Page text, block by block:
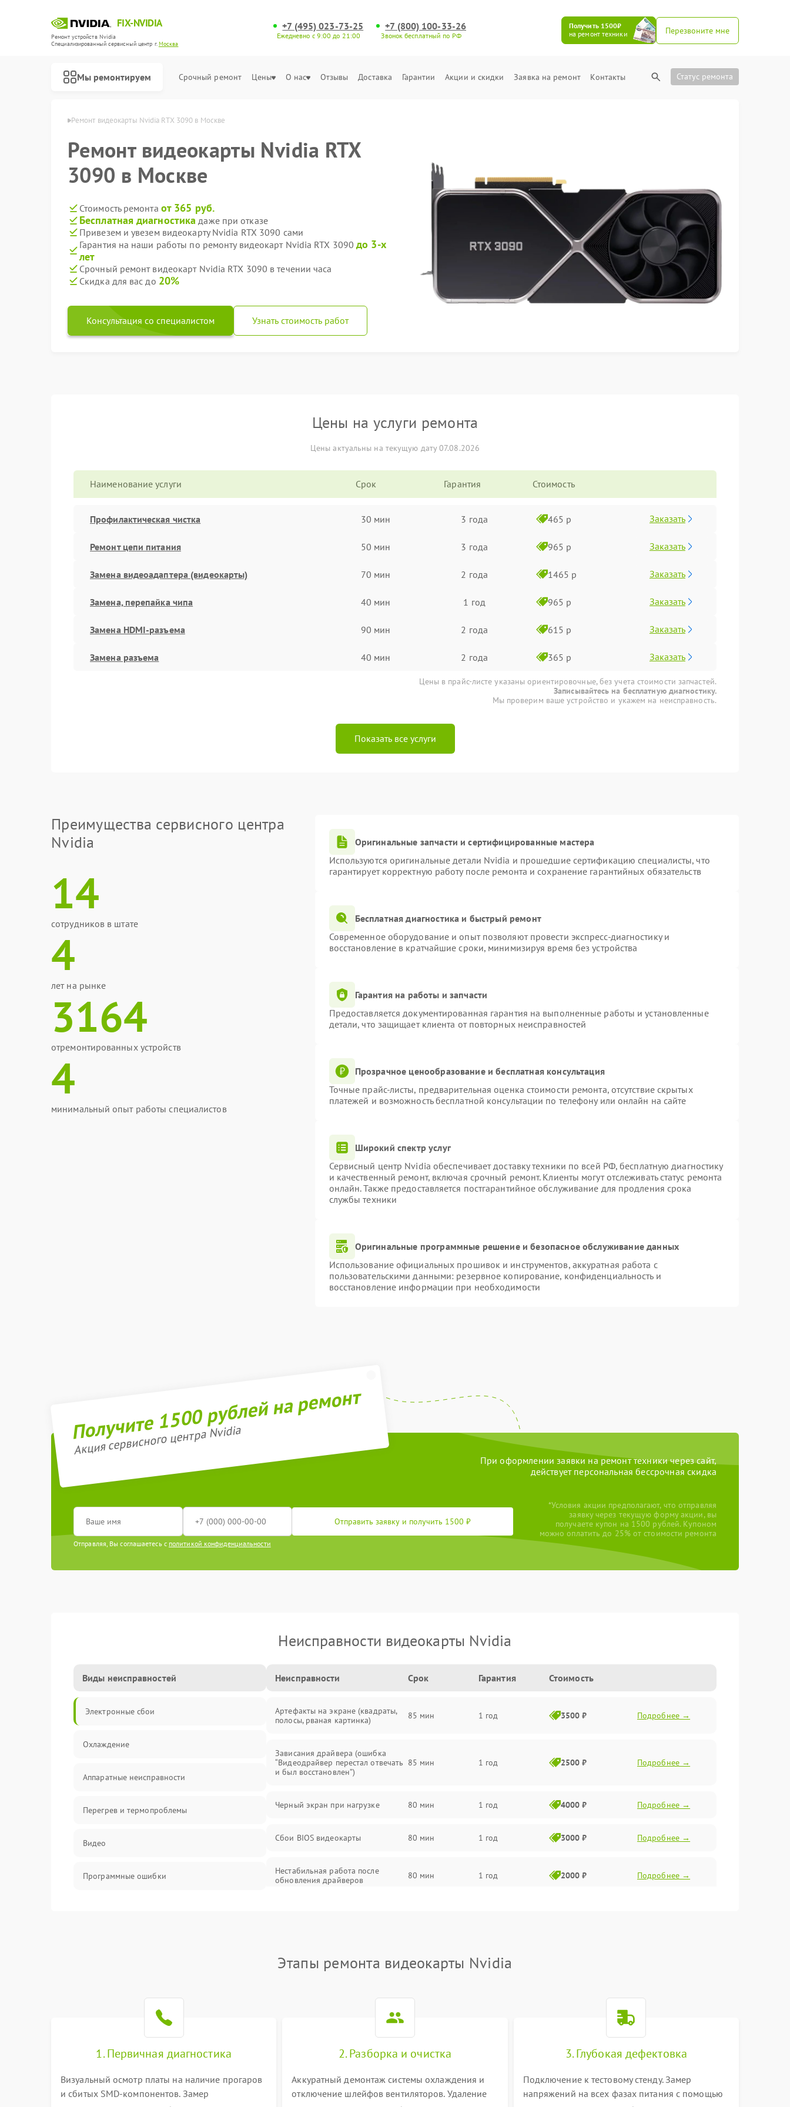
FIX-NVIDIA
Ремонт устройств Nvidia
Специализированный cервисный центр г.Москва
+7 (495) 023-73-25
Ежедневно с 9:00 до 21:00
+7 (800) 100-33-26
Звонок бесплатный по РФ
Получить 1500₽
на ремонт техники
Перезвоните мне
Мы ремонтируем Срочный ремонт Цены О нас Отзывы Доставка Гарантии Акции и скидки Заявка на ремонт Контакты Статус ремонта
Ремонт видеокарты Nvidia RTX 3090 в Москве
Ремонт видеокарты Nvidia RTX
3090 в Москве
Стоимость ремонта от 365 руб.
Бесплатная диагностика даже при отказе
Привезем и увезем видеокарту Nvidia RTX 3090 сами
Гарантия на наши работы по ремонту видеокарт Nvidia RTX 3090до 3-х
лет
Срочный ремонт видеокарт Nvidia RTX 3090 в течении часа
Скидка для вас до 20%
Консультация со специалистом Узнать стоимость работ
Цены на услуги ремонта
Цены актуальны на текущую дату 07.08.2026
Наименование услуги Срок Гарантия Стоимость
Профилактическая чистка 30 мин 3 года 465 р Заказать
Ремонт цепи питания 50 мин 3 года 965 р Заказать
Замена видеоадаптера (видеокарты) 70 мин 2 года 1465 р Заказать
Замена, перепайка чипа 40 мин 1 год 965 р Заказать
Замена HDMI-разъема 90 мин 2 года 615 р Заказать
Замена разъема 40 мин 2 года 365 р Заказать
Цены в прайс-листе указаны ориентировочные, без учета стоимости запчастей.
Записывайтесь на бесплатную диагностику.
Мы проверим ваше устройство и укажем на неисправность.
Показать все услуги
Преимущества сервисного центра
Nvidia
14
сотрудников в штате
4
лет на рынке
3164
отремонтированных устройств
4
минимальный опыт работы специалистов
Оригинальные запчасти и сертифицированные мастера
Используются оригинальные детали Nvidia и прошедшие сертификацию специалисты, что
гарантирует корректную работу после ремонта и сохранение гарантийных обязательств
Бесплатная диагностика и быстрый ремонт
Современное оборудование и опыт позволяют провести экспресс-диагностику и
восстановление в кратчайшие сроки, минимизируя время без устройства
Гарантия на работы и запчасти
Предоставляется документированная гарантия на выполненные работы и установленные
детали, что защищает клиента от повторных неисправностей
Прозрачное ценообразование и бесплатная консультация
Точные прайс-листы, предварительная оценка стоимости ремонта, отсутствие скрытых
платежей и возможность бесплатной консультации по телефону или онлайн на сайте
Широкий спектр услуг
Сервисный центр Nvidia обеспечивает доставку техники по всей РФ, бесплатную диагностику
и качественный ремонт, включая срочный ремонт. Клиенты могут отслеживать статус ремонта
онлайн. Также предоставляется постгарантийное обслуживание для продления срока
службы техники
Оригинальные программные решение и безопасное обслуживание данных
Использование официальных прошивок и инструментов, аккуратная работа с
пользовательскими данными: резервное копирование, конфиденциальность и
восстановление информации при необходимости
Получите 1500 рублей на ремонт
Акция сервисного центра Nvidia
При оформлении заявки на ремонт техники через сайт,
действует персональная бессрочная скидка
Отправить заявку и получить 1500 ₽
Отправляя, Вы соглашаетесь с политикой конфиденциальности
*Условия акции предполагают, что отправляя
заявку через текущую форму акции, вы
получаете купон на 1500 рублей. Купоном
можно оплатить до 25% от стоимости ремонта
Неисправности видеокарты Nvidia
Виды неисправностей
Электронные сбои
Охлаждение
Аппаратные неисправности
Перегрев и термопроблемы
Видео
Программные ошибки
Электронные компоненты
Интерфейсы
Неисправности Срок Гарантия Стоимость
Артефакты на экране (квадраты,
полосы, рваная картинка)
85 мин 1 год 3500 ₽ Подробнее →
Зависания драйвера (ошибка
“Видеодрайвер перестал отвечать
и был восстановлен”)
85 мин 1 год 2500 ₽ Подробнее →
Черный экран при нагрузке 80 мин 1 год 4000 ₽ Подробнее →
Сбои BIOS видеокарты 80 мин 1 год 3000 ₽ Подробнее →
Нестабильная работа после
обновления драйверов
80 мин 1 год 2000 ₽ Подробнее →
Этапы ремонта видеокарты Nvidia
1. Первичная диагностика
Визуальный осмотр платы на наличие прогаров
и сбитых SMD-компонентов. Замер
2. Разборка и очистка
Аккуратный демонтаж системы охлаждения и
отключение шлейфов вентиляторов. Удаление
3. Глубокая дефектовка
Подключение к тестовому стенду. Замер
напряжений на всех фазах питания с помощью